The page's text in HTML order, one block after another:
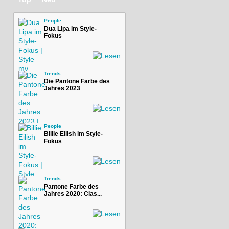
People
Dua Lipa im Style-
Fokus
Trends
Die Pantone Farbe des
Jahres 2023
People
Billie Eilish im Style-
Fokus
Trends
Pantone Farbe des
Jahres 2020: Clas...